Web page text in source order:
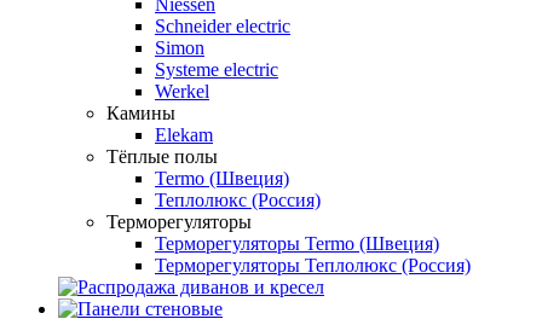
Niessen
Schneider electric
Simon
Systeme electric
Werkel
Камины
Elekam
Тёплые полы
Termo (Швеция)
Теплолюкс (Россия)
Терморегуляторы
Терморегуляторы Termo (Швеция)
Терморегуляторы Теплолюкс (Россия)